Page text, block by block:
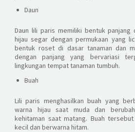
Daun
Daun lili paris memiliki bentuk panjang
hijau segar dengan permukaan yang
bentuk roset di dasar tanaman dan
dengan panjang yang bervariasi
lingkungan tempat tanaman tumbuh.
Buah
Lili paris menghasilkan buah yang
warna hijau saat muda dan
kehitaman saat matang. Buah
kecil dan berwarna hitam.